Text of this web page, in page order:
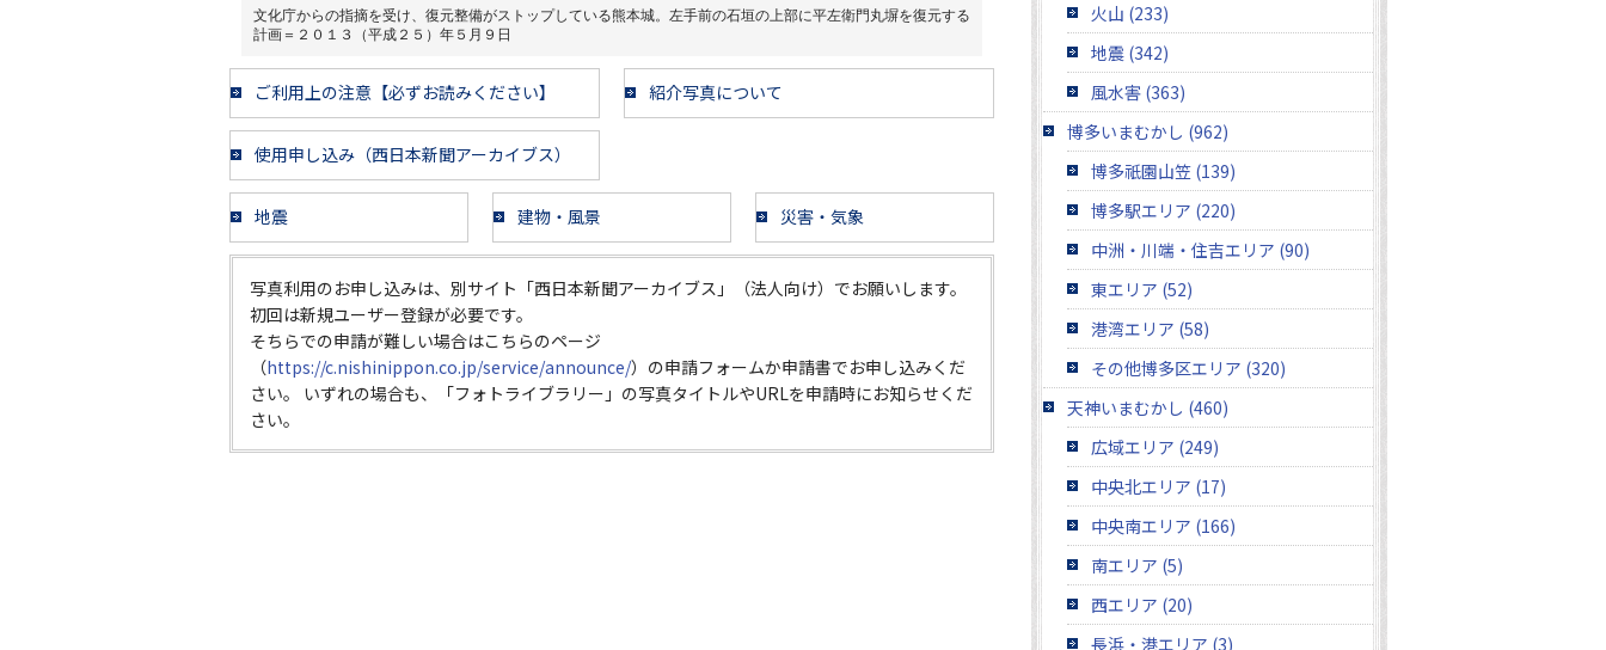
文化庁からの指摘を受け、復元整備がストップしている熊本城。左手前の石垣の上部に平左衛門丸塀を復元する
計画＝２０１３（平成２５）年５月９日
ご利用上の注意【必ずお読みください】 紹介写真について
使用申し込み（西日本新聞アーカイブス）
地震 建物・風景 災害・気象
写真利用のお申し込みは、別サイト「西日本新聞アーカイブス」（法人向け）でお願いします。
初回は新規ユーザー登録が必要です。
そちらでの申請が難しい場合はこちらのページ
（https://c.nishinippon.co.jp/service/announce/）の申請フォームか申請書でお申し込みくだ
さい。 いずれの場合も、「フォトライブラリー」の写真タイトルやURLを申請時にお知らせくだ
さい。
火山 (233)
地震 (342)
風水害 (363)
博多いまむかし (962)
博多祇園山笠 (139)
博多駅エリア (220)
中洲・川端・住吉エリア (90)
東エリア (52)
港湾エリア (58)
その他博多区エリア (320)
天神いまむかし (460)
広域エリア (249)
中央北エリア (17)
中央南エリア (166)
南エリア (5)
西エリア (20)
長浜・港エリア (3)